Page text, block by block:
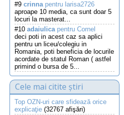
#9 crinnapentru larisa2726
aproape 10 media, ca sunt doar 5
locuri la masterat...
#10 adaiulicapentru Cornel
deci poti in acest caz sa aplici
pentru un liceu/colegiu in
Romania, poti beneficia de locurile
acordate de statul Roman ( astfel
primind o bursa de 5...
Cele mai citite știri
Top OZN-uri care sfidează orice
explicaţie (32767 afişări)